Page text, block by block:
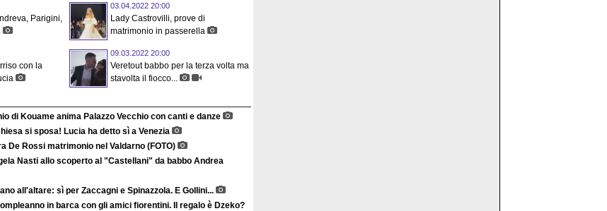
Parigini,
03.04.2022 20:00
Lady Castrovilli, prove di
matrimonio in passerella
con la
09.03.2022 20:00
Veretout babbo per la terza volta ma
stavolta il fiocco...
di Kouame anima Palazzo Vecchio con canti e danze
si sposa! Lucia ha detto sì a Venezia
De Rossi matrimonio nel Valdarno (FOTO)
Nasti allo scoperto al "Castellani" da babbo Andrea
all'altare: sì per Zaccagni e Spinazzola. E Gollini...
in barca con gli amici fiorentini. Il regalo è Dzeko?